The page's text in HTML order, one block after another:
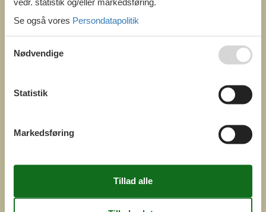
vedr. statistik og/eller markedsføring.
Se også vores Persondatapolitik
Nødvendige
Statistik
Markedsføring